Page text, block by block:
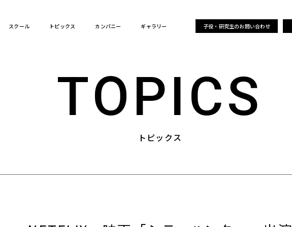
スクール トピックス カンパニー ギャラリー 子役・研究生のお問い合わせ
TOPICS
トピックス